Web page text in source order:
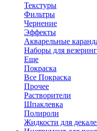
Текстуры
Фильтры
Чернение
Эффекты
Акварельные
Наборы для
Еще
Покраска
Все Покраска
Прочее
Растворители
Шпаклевка
Полироли
Жидкости для